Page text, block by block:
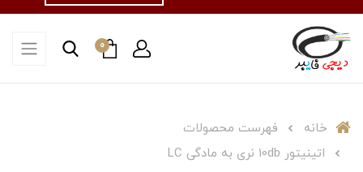
0
خانه
فهرست محصولات
اتینیتور 10db نری به مادگی LC